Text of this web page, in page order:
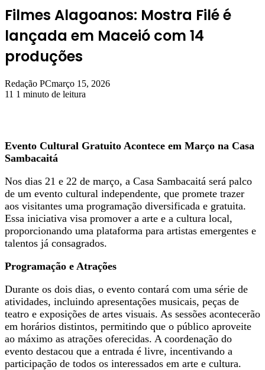
Filmes Alagoanos: Mostra Filé é
lançada em Maceió com 14
produções
Redação PCmarço 15, 2026
11 1 minuto de leitura
Evento Cultural Gratuito Acontece em Março na Casa
Sambacaitá
Nos dias 21 e 22 de março, a Casa Sambacaitá será palco
de um evento cultural independente, que promete trazer
aos visitantes uma programação diversificada e gratuita.
Essa iniciativa visa promover a arte e a cultura local,
proporcionando uma plataforma para artistas emergentes e
talentos já consagrados.
Programação e Atrações
Durante os dois dias, o evento contará com uma série de
atividades, incluindo apresentações musicais, peças de
teatro e exposições de artes visuais. As sessões acontecerão
em horários distintos, permitindo que o público aproveite
ao máximo as atrações oferecidas. A coordenação do
evento destacou que a entrada é livre, incentivando a
participação de todos os interessados em arte e cultura.